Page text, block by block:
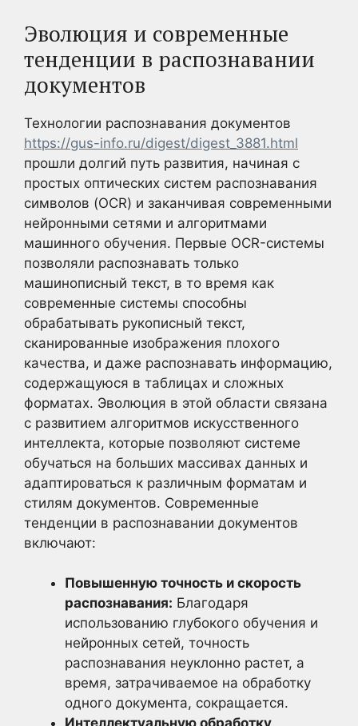
Эволюция и современные
тенденции в распознавании
документов
Технологии распознавания документов
https://gus-info.ru/digest/digest_3881.html
прошли долгий путь развития, начиная с
простых оптических систем распознавания
символов (OCR) и заканчивая современными
нейронными сетями и алгоритмами
машинного обучения. Первые OCR-системы
позволяли распознавать только
машинописный текст, в то время как
современные системы способны
обрабатывать рукописный текст,
сканированные изображения плохого
качества, и даже распознавать информацию,
содержащуюся в таблицах и сложных
форматах. Эволюция в этой области связана
с развитием алгоритмов искусственного
интеллекта, которые позволяют системе
обучаться на больших массивах данных и
адаптироваться к различным форматам и
стилям документов. Современные
тенденции в распознавании документов
включают:
Повышенную точность и скорость
распознавания: Благодаря
использованию глубокого обучения и
нейронных сетей, точность
распознавания неуклонно растет, а
время, затрачиваемое на обработку
одного документа, сокращается.
Интеллектуальную обработку